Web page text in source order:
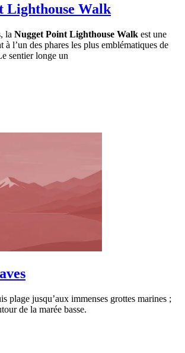
Lighthouse Walk
la Nugget Point Lighthouse Walk est une
à l’un des phares les plus emblématiques de
sentier longe un
plage jusqu’aux immenses grottes marines ;
de la marée basse.